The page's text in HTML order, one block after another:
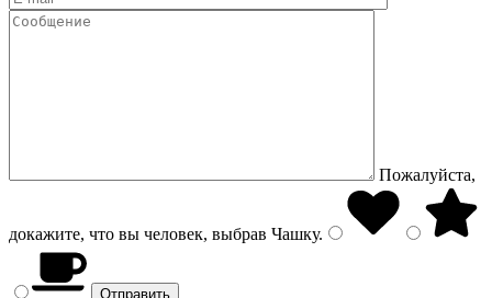
Пожалуйста,
докажите, что вы человек, выбрав Чашку.